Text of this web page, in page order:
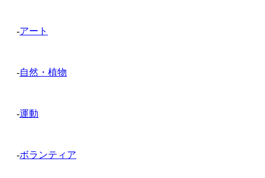
-アート
-自然・植物
-運動
-ボランティア